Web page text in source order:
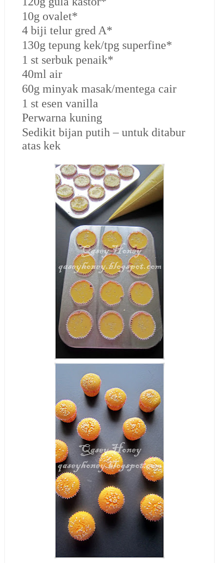
10g ovalet*
4 biji telur gred A*
130g tepung kek/tpg superfine*
1 st serbuk penaik*
40ml air
60g minyak masak/mentega cair
1 st esen vanilla
Perwarna kuning
Sedikit bijan putih – untuk ditabur
atas kek